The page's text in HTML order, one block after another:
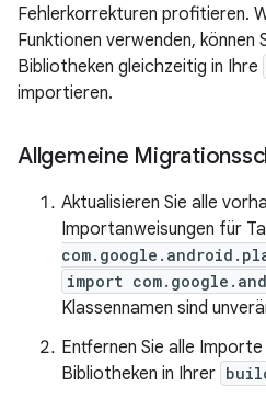
Fehlerkorrekturen profitieren.
Funktionen verwenden, können
Bibliotheken gleichzeitig in Ihre
importieren.
Allgemeine
Aktualisieren Sie alle
Importanweisungen für
import
Klassennamen sind
Entfernen Sie alle
Bibliotheken in Ihrer